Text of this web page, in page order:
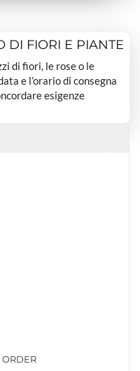
DI FIORI E PIANTE
di fiori, le rose o le
e l’orario di consegna
esigenze